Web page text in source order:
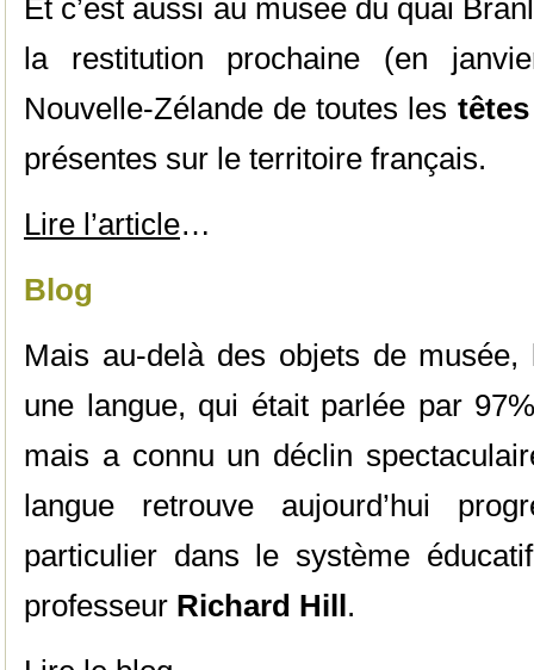
Et c’est aussi au musée du quai
la restitution prochaine (en
Nouvelle-Zélande de toutes les
présentes sur le territoire français.
Lire l’article…
Blog
Mais au-delà des objets de
une langue, qui était parlée par
mais a connu un déclin
langue retrouve aujourd’hui
particulier dans le système
professeur Richard Hill.